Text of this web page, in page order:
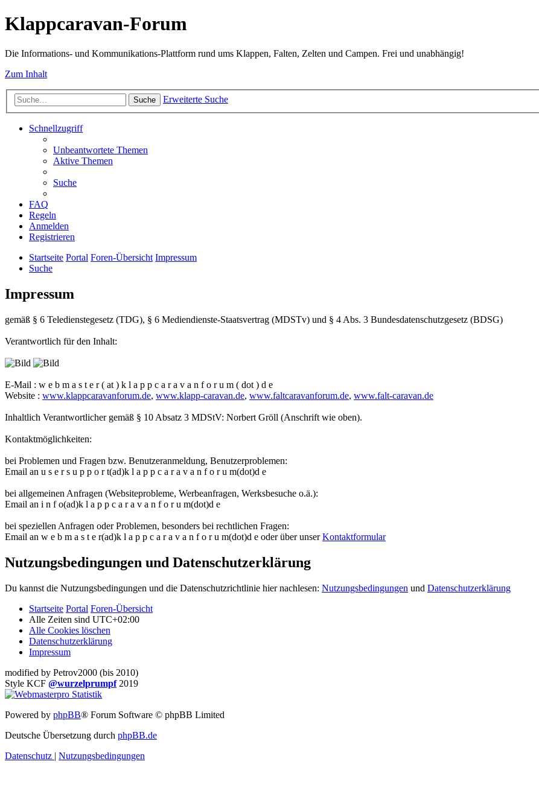
Klappcaravan-Forum
Die Informations- und Kommunikations-Plattform rund ums Klappen, Falten, Zelten und Campen. Frei und unabhängig!
Zum Inhalt
Suche Erweiterte Suche
Schnellzugriff
Unbeantwortete Themen
Aktive Themen
Suche
FAQ
Regeln
Anmelden
Registrieren
Startseite Portal Foren-Übersicht Impressum
Suche
Impressum
gemäß § 6 Teledienstegesetz (TDG), § 6 Mediendienste-Staatsvertrag (MDSTv) und § 4 Abs. 3 Bundesdatenschutzgesetz (BDSG)
Verantwortlich für den Inhalt:
E-Mail : w e b m a s t e r ( at ) k l a p p c a r a v a n f o r u m ( dot ) d e
Website : www.klappcaravanforum.de, www.klapp-caravan.de, www.faltcaravanforum.de, www.falt-caravan.de
Inhaltlich Verantwortlicher gemäß § 10 Absatz 3 MDStV: Norbert Gröll (Anschrift wie oben).
Kontaktmöglichkeiten:
bei Problemen und Fragen bzw. Benutzeranmeldung, Benutzerproblemen:
Email an u s e r s u p p o r t(ad)k l a p p c a r a v a n f o r u m(dot)d e
bei allgemeinen Anfragen (Websiteprobleme, Werbeanfragen, Werksbesuche o.ä.):
Email an i n f o(ad)k l a p p c a r a v a n f o r u m(dot)d e
bei speziellen Anfragen oder Problemen, besonders bei rechtlichen Fragen:
Email an w e b m a s t e r(ad)k l a p p c a r a v a n f o r u m(dot)d e oder über unserKontaktformular
Nutzungsbedingungen und Datenschutzerklärung
Du kannst die Nutzungsbedingungen und die Datenschutzrichtlinie hier nachlesen: Nutzungsbedingungen und Datenschutzerklärung
Startseite Portal Foren-Übersicht
Alle Zeiten sind UTC+02:00
Alle Cookies löschen
Datenschutzerklärung
Impressum
modified by Petrov2000 (bis 2010)
Style KCF @wurzelprumpf2019
Powered by phpBB® Forum Software © phpBB Limited
Deutsche Übersetzung durch phpBB.de
Datenschutz | Nutzungsbedingungen